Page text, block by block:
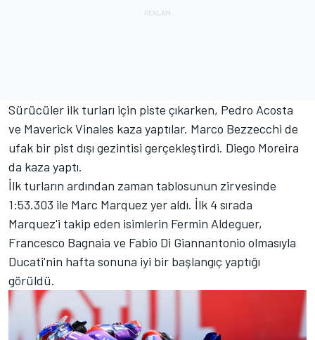
Sürücüler ilk turları için piste çıkarken, Pedro Acosta
ve Maverick Vinales kaza yaptılar. Marco Bezzecchi de
ufak bir pist dışı gezintisi gerçekleştirdi. Diego Moreira
da kaza yaptı.
İlk turların ardından zaman tablosunun zirvesinde
1:53.303 ile Marc Marquez yer aldı. İlk 4 sırada
Marquez'i takip eden isimlerin Fermin Aldeguer,
Francesco Bagnaia ve Fabio Di Giannantonio olmasıyla
Ducati'nin hafta sonuna iyi bir başlangıç yaptığı
görüldü.